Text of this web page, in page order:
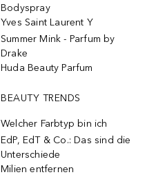
Bodyspray
Yves Saint Laurent Y
Summer Mink - Parfum by
Drake
Huda Beauty Parfum
BEAUTY TRENDS
Welcher Farbtyp bin ich
EdP, EdT & Co.: Das sind die
Unterschiede
Milien entfernen